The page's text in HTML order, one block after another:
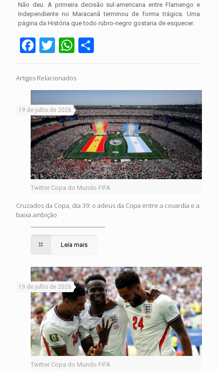
Não deu. A primeira decisão sul-americana entre Flamengo e
Independiente no Maracanã terminou de forma trágica. Uma
página da História que todo rubro-negro gostaria de esquecer.
Facebook
TwitterWhatsApp
Share
Artigos Relacionados
Twitter Copa do Mundo FIFA
19 de julho de 2026
Cruzados da Copa, dia 39: o adeus da Copa entre a covardia e a
baixa ambição
Leia mais
Twitter Copa do Mundo FIFA
19 de julho de 2026